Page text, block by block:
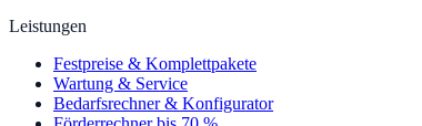
Leistungen
Festpreise & Komplettpakete
Wartung & Service
Bedarfsrechner & Konfigurator